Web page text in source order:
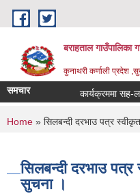
Skip to main content
बराहताल गाउँपालिका
कुनाथरी कर्णाली प्रदेश
समचार कार्यक्रममा सह-
You are here
Home » सिलबन्दी दरभाउ पत्र
सिलबन्दी दरभाउ
सुचना ।